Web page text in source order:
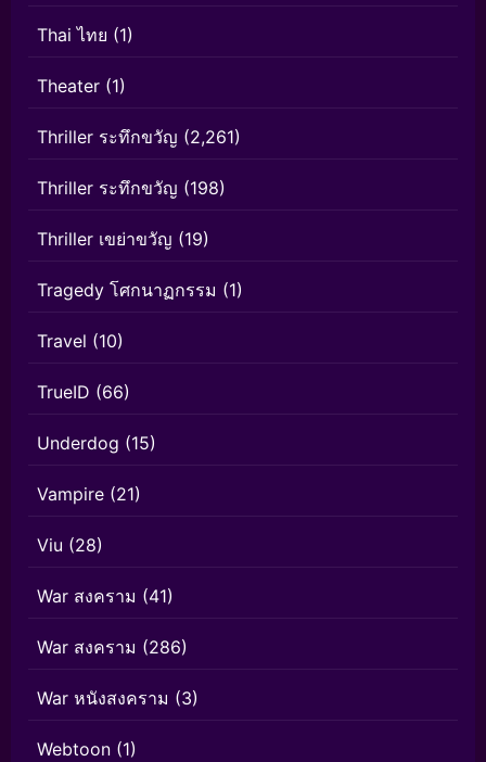
Thai ไทย (1)
Theater (1)
Thriller ระทึกขวัญ (2,261)
Thriller ระทึกขวัญ (198)
Thriller เขย่าขวัญ (19)
Tragedy โศกนาฏกรรม (1)
Travel (10)
TrueID (66)
Underdog (15)
Vampire (21)
Viu (28)
War สงคราม (41)
War สงคราม (286)
War หนังสงคราม (3)
Webtoon (1)